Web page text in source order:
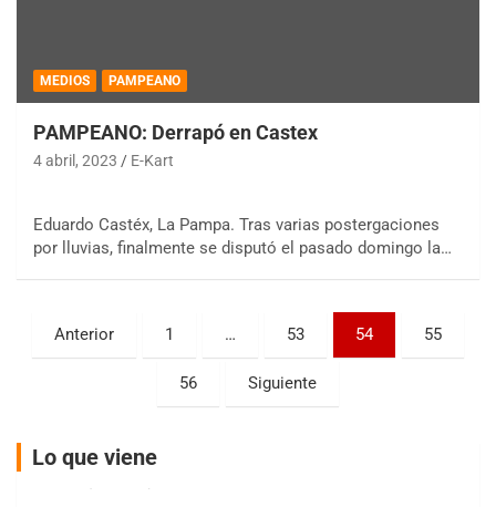
MEDIOS PAMPEANO
PAMPEANO: Derrapó en Castex
4 abril, 2023 E-Kart
Eduardo Castéx, La Pampa. Tras varias postergaciones
por lluvias, finalmente se disputó el pasado domingo la…
Paginación
de
Anterior 1 … 53 54 55
56 Siguiente
Lo que viene
COBERTURA ESPECIAL DE E-KART.COM.AR
IAME SERIES ARGENTINA 6
Ramiro Tot (Asfalto)
Ciudad de Trenque Lauquen (Asfalto)
ENTRERRIANO - F6 (POSTERGADA)